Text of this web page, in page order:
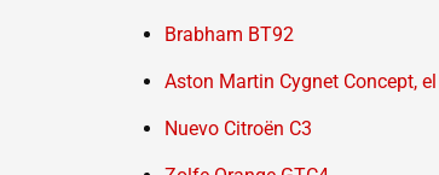
Brabham BT92
Aston Martin Cygnet Concept,
Nuevo Citroën C3